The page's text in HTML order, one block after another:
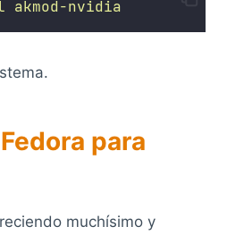
akmod-nvidia
para
muchísimo y